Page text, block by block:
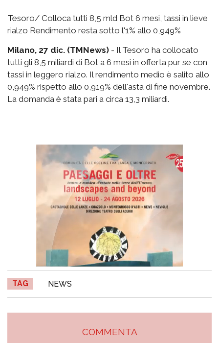
Tesoro/ Colloca tutti 8,5 mld Bot 6 mesi, tassi in lieve
rialzo Rendimento resta sotto l'1% allo 0,949%
Milano, 27 dic. (TMNews) - Il Tesoro ha collocato
tutti gli 8,5 miliardi di Bot a 6 mesi in offerta pur se con
tassi in leggero rialzo. Il rendimento medio è salito allo
0,949% rispetto allo 0,919% dell'asta di fine novembre.
La domanda è stata pari a circa 13,3 miliardi.
TAG NEWS
COMMENTA